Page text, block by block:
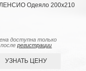
Одеяло 200х210
доступна только
послерегистрации
УЗНАТЬ ЦЕНУ